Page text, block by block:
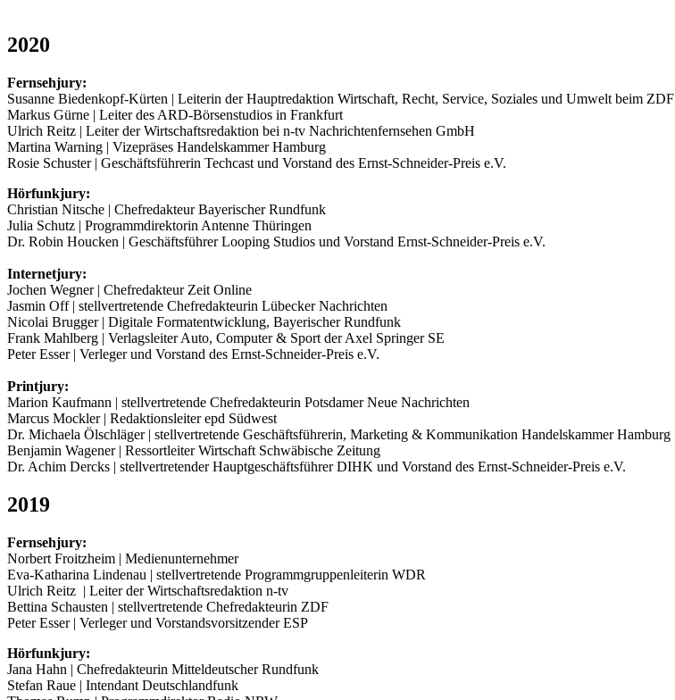
2020
Fernsehjury:
Susanne Biedenkopf-Kürten | Leiterin der Hauptredaktion Wirtschaft, Recht, Service, Soziales und Umwelt beim ZDF
Markus Gürne | Leiter des ARD-Börsenstudios in Frankfurt
Ulrich Reitz | Leiter der Wirtschaftsredaktion bei n-tv Nachrichtenfernsehen GmbH
Martina Warning | Vizepräses Handelskammer Hamburg
Rosie Schuster | Geschäftsführerin Techcast und Vorstand des Ernst-Schneider-Preis e.V.
Hörfunkjury:
Christian Nitsche | Chefredakteur Bayerischer Rundfunk
Julia Schutz | Programmdirektorin Antenne Thüringen
Dr. Robin Houcken | Geschäftsführer Looping Studios und Vorstand Ernst-Schneider-Preis e.V.
Internetjury:
Jochen Wegner | Chefredakteur Zeit Online
Jasmin Off | stellvertretende Chefredakteurin Lübecker Nachrichten
Nicolai Brugger | Digitale Formatentwicklung, Bayerischer Rundfunk
Frank Mahlberg | Verlagsleiter Auto, Computer & Sport der Axel Springer SE
Peter Esser | Verleger und Vorstand des Ernst-Schneider-Preis e.V.
Printjury:
Marion Kaufmann | stellvertretende Chefredakteurin Potsdamer Neue Nachrichten
Marcus Mockler | Redaktionsleiter epd Südwest
Dr. Michaela Ölschläger | stellvertretende Geschäftsführerin, Marketing & Kommunikation Handelskammer Hamburg
Benjamin Wagener | Ressortleiter Wirtschaft Schwäbische Zeitung
Dr. Achim Dercks | stellvertretender Hauptgeschäftsführer DIHK und Vorstand des Ernst-Schneider-Preis e.V.
2019
Fernsehjury:
Norbert Froitzheim | Medienunternehmer
Eva-Katharina Lindenau | stellvertretende Programmgruppenleiterin WDR
Ulrich Reitz | Leiter der Wirtschaftsredaktion n-tv
Bettina Schausten | stellvertretende Chefredakteurin ZDF
Peter Esser | Verleger und Vorstandsvorsitzender ESP
Hörfunkjury:
Jana Hahn | Chefredakteurin Mitteldeutscher Rundfunk
Stefan Raue | Intendant Deutschlandfunk